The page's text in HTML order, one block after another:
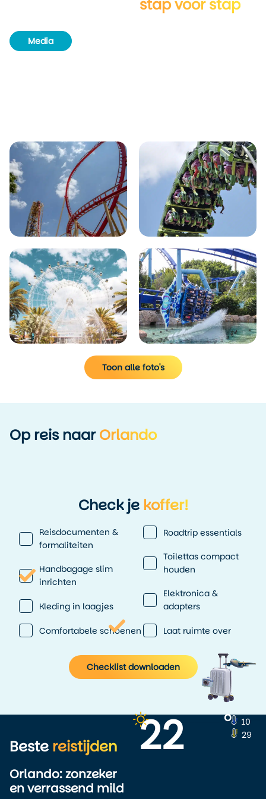
stap voor stap
Media
Toon alle foto's
Op reis naarOrlando
Check jekoffer!
Reisdocumenten &
formaliteiten
Handbagage slim
inrichten
Kleding in laagjes
Comfortabele schoenen
Roadtrip essentials
Toilettas compact
houden
Elektronica &
adapters
Laat ruimte over
Checklist downloaden
Bestereistijden
Orlando: zonzeker
en verrassend mild
22 o
10
29